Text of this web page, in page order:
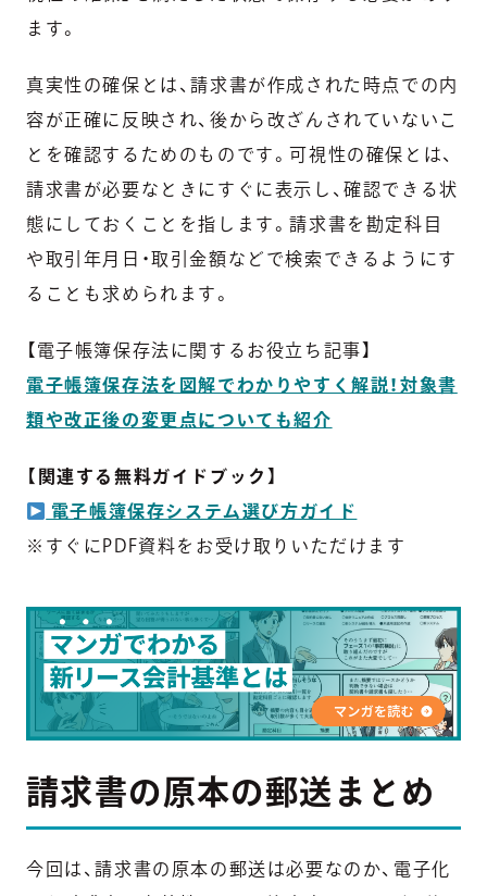
ます。
真実性の確保とは、請求書が作成された時点での内
容が正確に反映され、後から改ざんされていないこ
とを確認するためのものです。可視性の確保とは、
請求書が必要なときにすぐに表示し、確認できる状
態にしておくことを指します。請求書を勘定科目
や取引年月日・取引金額などで検索できるようにす
ることも求められます。
【電子帳簿保存法に関するお役立ち記事】
電子帳簿保存法を図解でわかりやすく解説！対象書
類や改正後の変更点についても紹介
【関連する無料ガイドブック】
電子帳簿保存システム選び方ガイド
※すぐにPDF資料をお受け取りいただけます
請求書の原本の郵送まとめ
今回は、請求書の原本の郵送は必要なのか、電子化